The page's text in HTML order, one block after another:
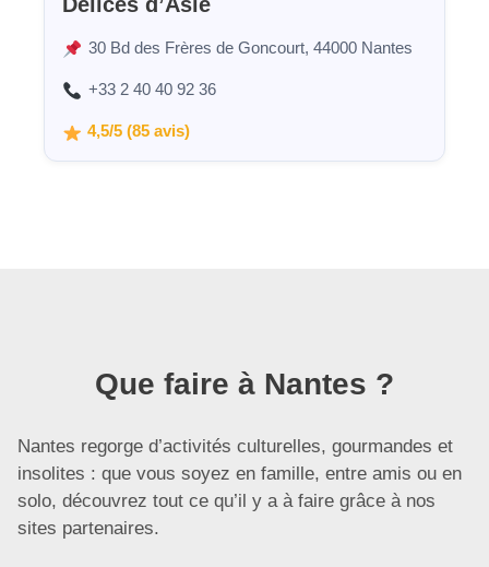
Délices d’Asie
30 Bd des Frères de Goncourt, 44000 Nantes
+33 2 40 40 92 36
4,5/5 (85 avis)
Que faire à Nantes ?
Nantes regorge d’activités culturelles, gourmandes et
insolites : que vous soyez en famille, entre amis ou en
solo, découvrez tout ce qu’il y a à faire grâce à nos
sites partenaires.